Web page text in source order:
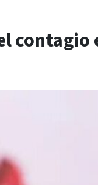
contagio